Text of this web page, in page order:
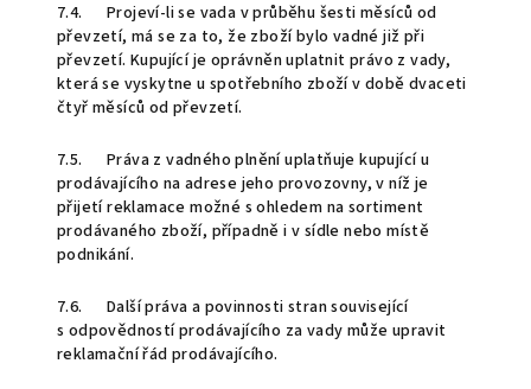
7.4. Projeví-li se vada v průběhu šesti měsíců od
převzetí, má se za to, že zboží bylo vadné již při
převzetí. Kupující je oprávněn uplatnit právo z vady,
která se vyskytne u spotřebního zboží v době dvaceti
čtyř měsíců od převzetí.
7.5. Práva z vadného plnění uplatňuje kupující u
prodávajícího na adrese jeho provozovny, v níž je
přijetí reklamace možné s ohledem na sortiment
prodávaného zboží, případně i v sídle nebo místě
podnikání.
7.6. Další práva a povinnosti stran související
s odpovědností prodávajícího za vady může upravit
reklamační řád prodávajícího.